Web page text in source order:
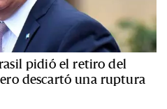
pidió el retiro del
descartó una ruptura